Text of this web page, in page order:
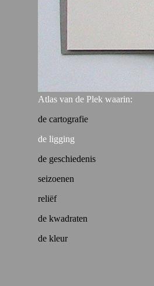
Atlas van de Plek waarin:
de cartografie
de ligging
de geschiedenis
seizoenen
reliëf
de kwadraten
de kleur